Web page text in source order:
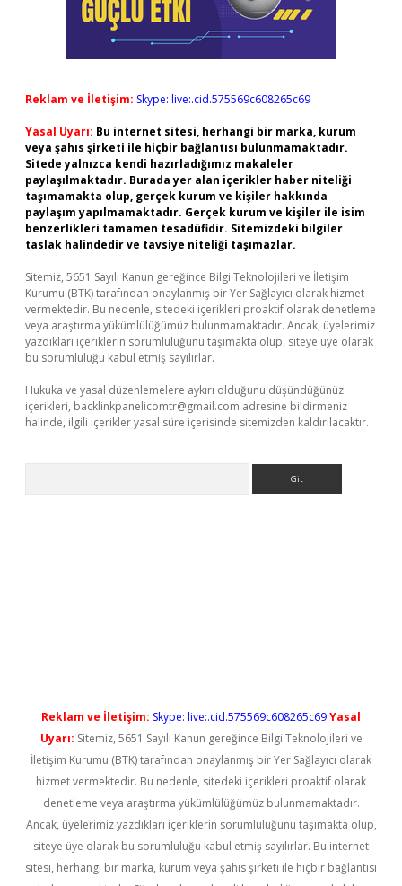
Reklam ve İletişim: Skype: live:.cid.575569c608265c69
Yasal Uyarı: Bu internet sitesi, herhangi bir marka, kurum
veya şahıs şirketi ile hiçbir bağlantısı bulunmamaktadır.
Sitede yalnızca kendi hazırladığımız makaleler
paylaşılmaktadır. Burada yer alan içerikler haber niteliği
taşımamakta olup, gerçek kurum ve kişiler hakkında
paylaşım yapılmamaktadır. Gerçek kurum ve kişiler ile isim
benzerlikleri tamamen tesadüfidir. Sitemizdeki bilgiler
taslak halindedir ve tavsiye niteliği taşımazlar.
Sitemiz, 5651 Sayılı Kanun gereğince Bilgi Teknolojileri ve İletişim
Kurumu (BTK) tarafından onaylanmış bir Yer Sağlayıcı olarak hizmet
vermektedir. Bu nedenle, sitedeki içerikleri proaktif olarak denetleme
veya araştırma yükümlülüğümüz bulunmamaktadır. Ancak, üyelerimiz
yazdıkları içeriklerin sorumluluğunu taşımakta olup, siteye üye olarak
bu sorumluluğu kabul etmiş sayılırlar.
Hukuka ve yasal düzenlemelere aykırı olduğunu düşündüğünüz
içerikleri, backlinkpanelicomtr@gmail.com adresine bildirmeniz
halinde, ilgili içerikler yasal süre içerisinde sitemizden kaldırılacaktır.
Reklam ve İletişim: Skype: live:.cid.575569c608265c69Yasal
Uyarı: Sitemiz, 5651 Sayılı Kanun gereğince Bilgi Teknolojileri ve
İletişim Kurumu (BTK) tarafından onaylanmış bir Yer Sağlayıcı olarak
hizmet vermektedir. Bu nedenle, sitedeki içerikleri proaktif olarak
denetleme veya araştırma yükümlülüğümüz bulunmamaktadır.
Ancak, üyelerimiz yazdıkları içeriklerin sorumluluğunu taşımakta olup,
siteye üye olarak bu sorumluluğu kabul etmiş sayılırlar. Bu internet
sitesi, herhangi bir marka, kurum veya şahıs şirketi ile hiçbir bağlantısı